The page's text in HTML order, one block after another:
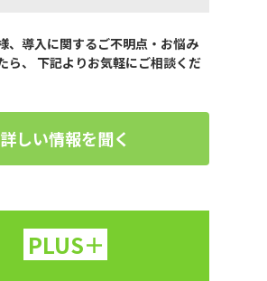
、導入に関するご不明点・お悩み
ら、 下記よりお気軽にご相談くだ
詳しい情報を聞く
PLUS＋